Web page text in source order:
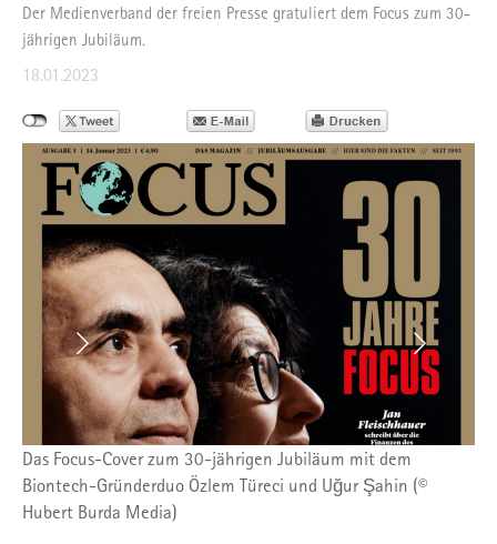
Der Medienverband der freien Presse gratuliert dem Focus zum 30-
jährigen Jubiläum.
18.01.2023
Das Focus-Cover zum 30-jährigen Jubiläum mit dem
Biontech-Gründerduo Özlem Türeci und Uğur Şahin (©
Hubert Burda Media)